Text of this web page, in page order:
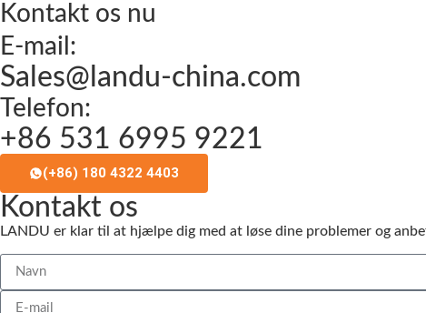
Kontakt os nu
E-mail:
Sales@landu-china.com
Telefon:
+86 531 6995 9221
(+86) 180 4322 4403
Kontakt os
LANDU er klar til at hjælpe dig med at løse dine problemer og